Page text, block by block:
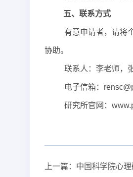
五、联系方式
有意申请者，请将
协助。
联系人：李老师，
电子信箱：
研究所官网：
上一篇： 中国科学院心